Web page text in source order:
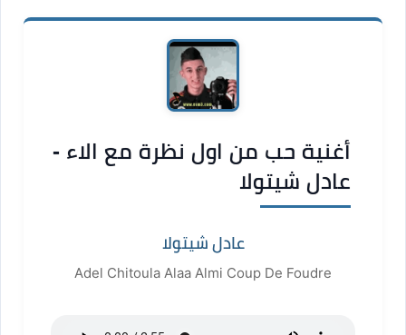
أغنية حب من اول نظرة مع الاء -
عادل شيتولا
عادل شيتولا
Adel Chitoula Alaa Almi Coup De Foudre